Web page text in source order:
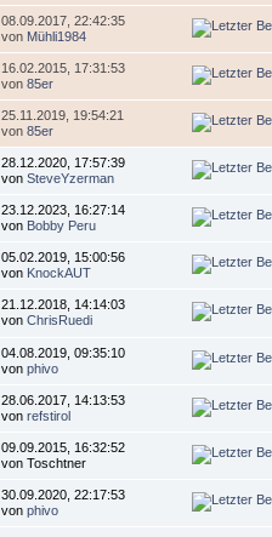
08.09.2017, 22:42:35
von Mühli1984
16.02.2015, 17:31:53
von85er
25.11.2019, 19:54:21
von85er
28.12.2020, 17:57:39
vonSteveYzerman
23.12.2023, 16:27:14
von Bobby Peru
05.02.2019, 15:00:56
von KnockAUT
21.12.2018, 14:14:03
vonChrisRuedi
04.08.2019, 09:35:10
vonphivo
28.06.2017, 14:13:53
vonrefstirol
09.09.2015, 16:32:52
von Toschtner
30.09.2020, 22:17:53
vonphivo